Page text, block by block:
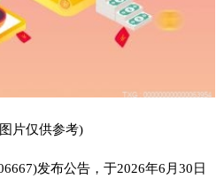
片仅供参考)
发布公告，于2026年6月30日